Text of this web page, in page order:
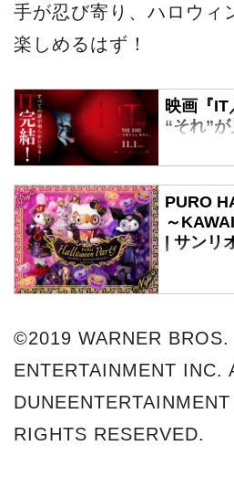
手が忍び寄り、ハロウィ
楽しめるはず！
映画『IT
“それ”
り。』
THE
終わり。
ロードシ
PURO
～
| サンリ
©2019 WARNER BROS.
ENTERTAINMENT INC.
RIGHTS RESERVED.